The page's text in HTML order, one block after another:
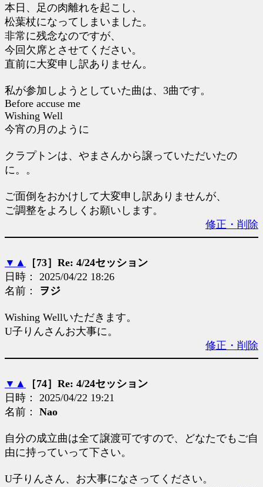
本日、足の肉離れを起こし、
松葉杖になってしまいました。
非常に残念なのですが、
今回欠席とさせてください。
直前に大変申し訳ありません。
私が参加しようとしていた曲は、3曲です。
Before accuse me
Wishing Well
今宵の月のように
クラプトンは、やまさんから譲っていただいたの
に。。
ご面倒をおかけして大変申し訳ありませんが、
ご調整をよろしくお願いします。
修正・削除
▼ ▲
［73］Re: 4/24セッション
日時： 2025/04/22 18:26
名前： ヲジ
Wishing Wellいただきます。
U子りんさんお大事に。
修正・削除
▼ ▲
［74］Re: 4/24セッション
日時： 2025/04/22 19:21
名前： Nao
自分の成立曲は全て譲渡可ですので、どなたでもご自
由に持っていって下さい。
U子りんさん、お大事になさってください。